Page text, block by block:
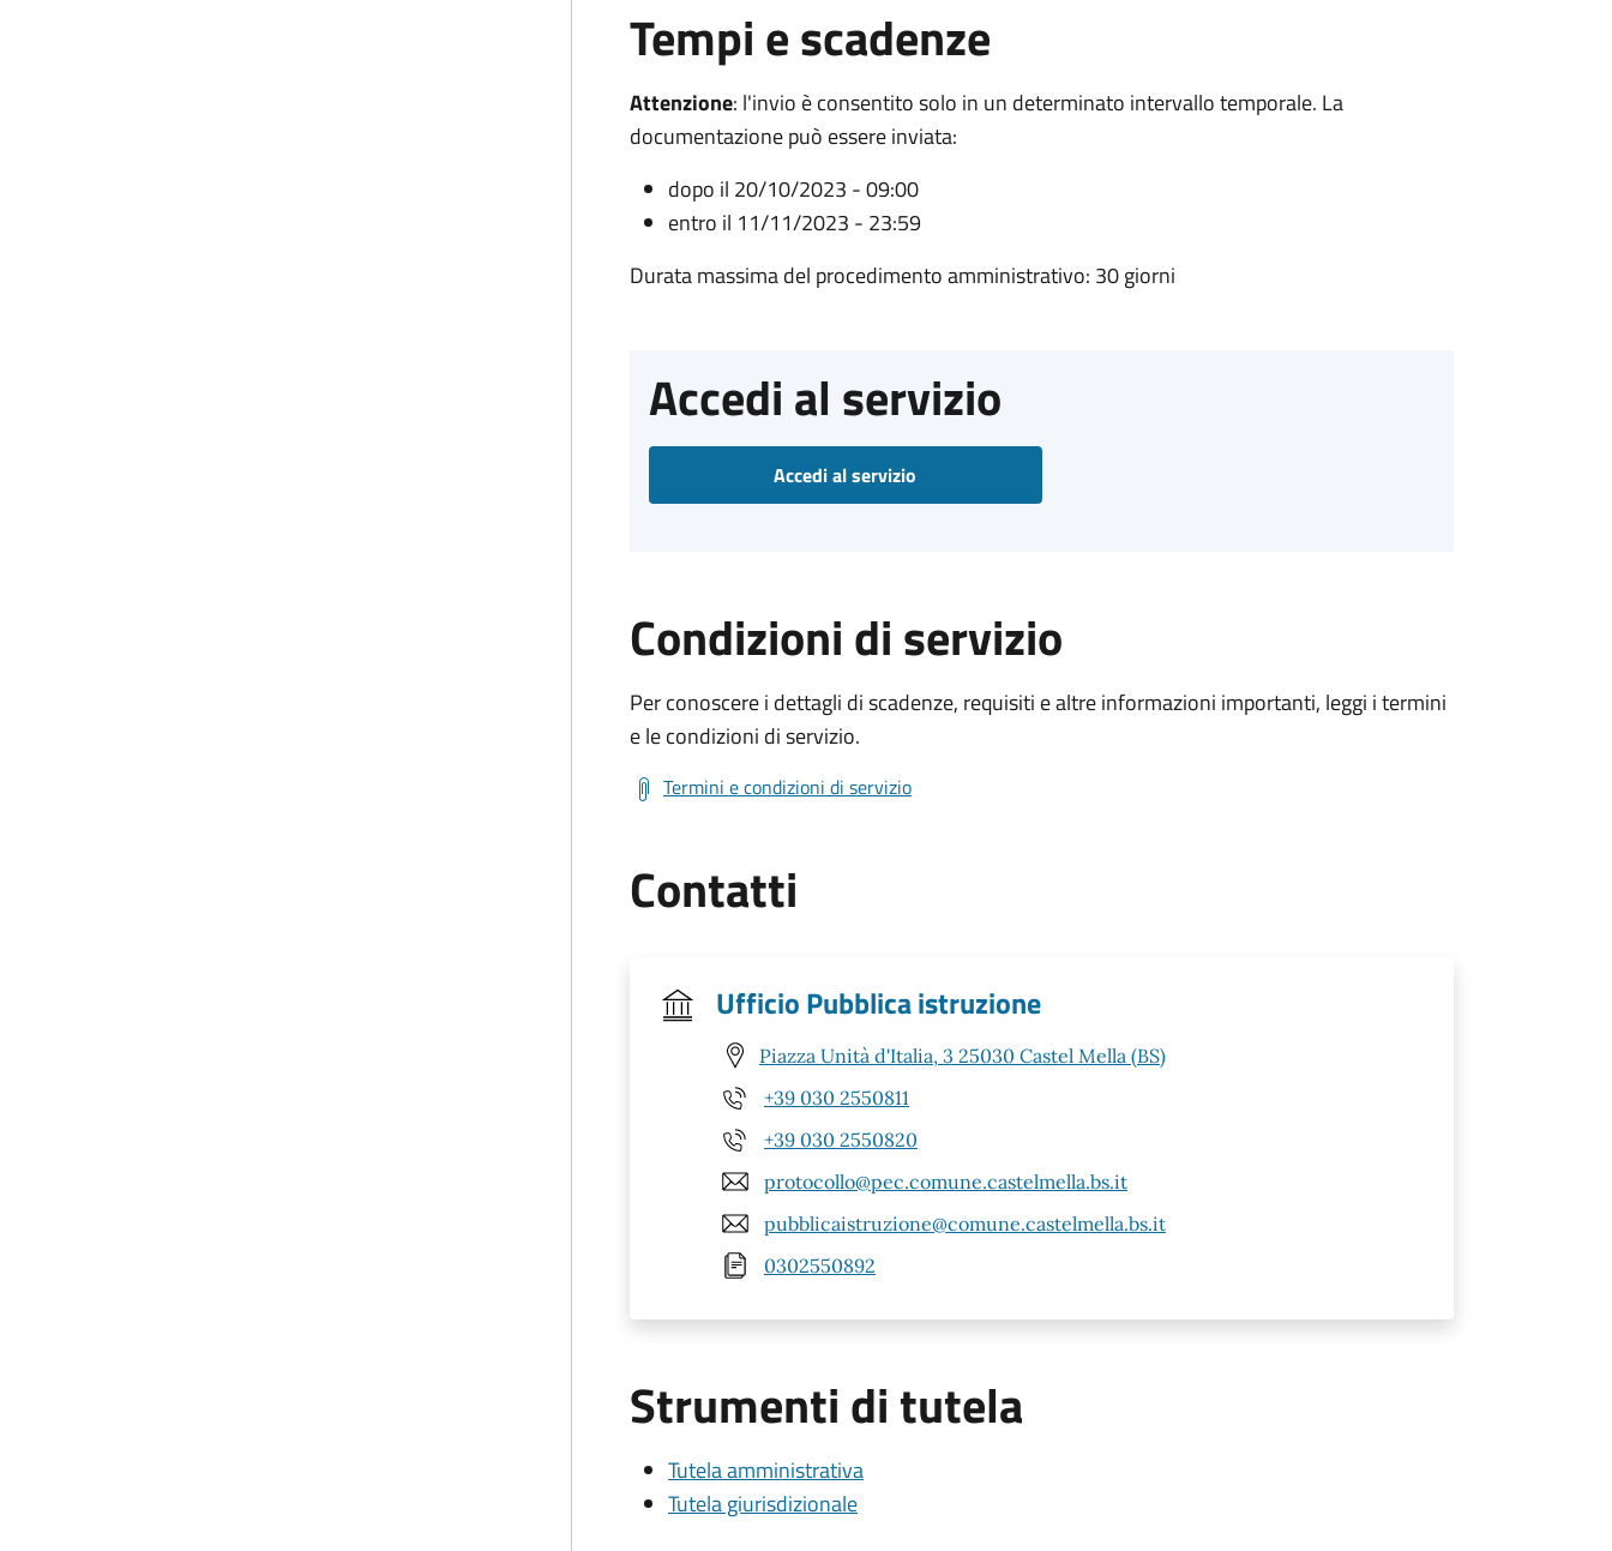
Tempi e scadenze
Attenzione: l'invio è consentito solo in un determinato intervallo temporale. La
documentazione può essere inviata:
dopo il 20/10/2023 - 09:00
entro il 11/11/2023 - 23:59
Durata massima del procedimento amministrativo: 30 giorni
Accedi al servizio
Accedi al servizio
Condizioni di servizio
Per conoscere i dettagli di scadenze, requisiti e altre informazioni importanti, leggi i termini
e le condizioni di servizio.
Termini e condizioni di servizio
Contatti
Ufficio Pubblica istruzione
Piazza Unità d'Italia, 3 25030 Castel Mella (BS)
+39 030 2550811
+39 030 2550820
protocollo@pec.comune.castelmella.bs.it
pubblicaistruzione@comune.castelmella.bs.it
0302550892
Strumenti di tutela
Tutela amministrativa
Tutela giurisdizionale